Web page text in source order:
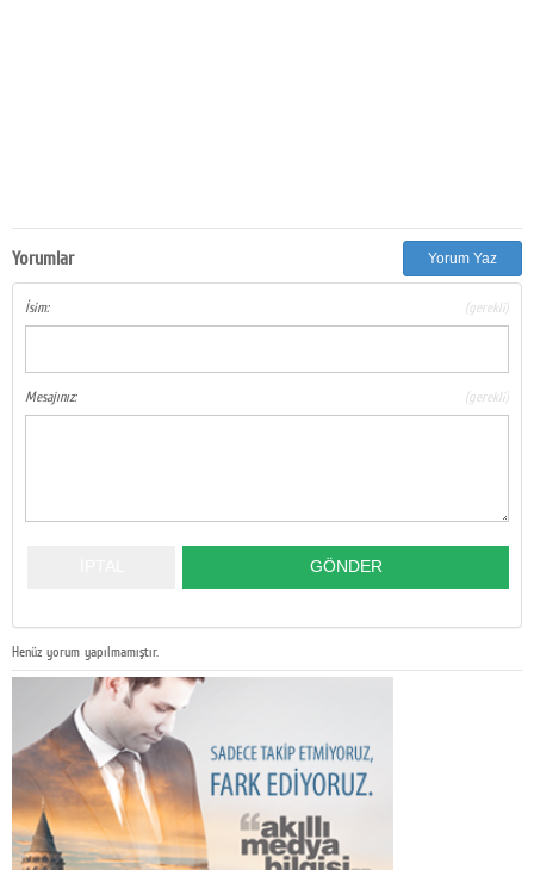
Yorumlar Yorum Yaz
İsim: (gerekli)
Mesajınız: (gerekli)
Henüz yorum yapılmamıştır.